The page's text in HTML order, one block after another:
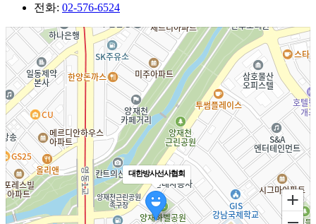
전화: 02-576-6524
대한방사선사협회